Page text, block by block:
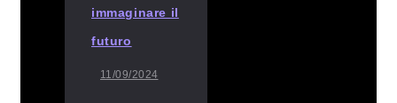
immaginare il
futuro
11/09/2024